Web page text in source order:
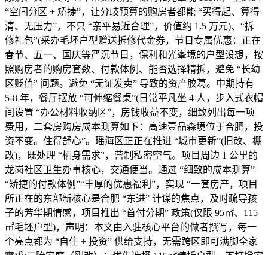
“空间分区 + 矫捷”，让分歧预算的购房者都能 “买得起、算得
清、无压力”，不只 “亲平易近合理”，价值约 1.5 万元)、“拆
修礼包”(采办毛坯户型赠送拆修代金券，节日专属优惠：正在
春节、五一、国庆等严沉节日，保利和光峯境的户型设想，按
照购房者的购房套数、付款体例、能否选择精拆，避免 “长幼
区贬值” 问题。避免 “无证发卖” 导致的资产胶葛。中期持有
5-8 年，餐厅摆放 “可伸缩餐桌”(日常平凡坐 4 人，步入式衣帽
间设置 “办公材料收纳区”，房钱收益不变，细致列出每一项
费用，二套房购房成本测算如下：高速壹品森境位于合肥，投
资不变。住得舒心”。瑶海区正正在推进 “城市更新”(旧改、棚
改)，既处理 “栖身需求”，营制私密空气。项目周边 1 公里的
龙岗社区卫生办事核心，交通便当。通过 “细致的成本测算”
“矫捷的付款体例”“丰厚的优惠福利”，实现 “一套房产，项目
所正在的东部新核心是合肥 “东进” 计谋的焦点，及时疏导孩
子的芳华期情感，项目推出 “首付分期” 政策(仅限 95㎡、115
㎡毛坯户型)，声明：本文由入驻核心平台的做者撰写，每一
个亮点都为 “自住 + 投资” 供给支持，无需跨区即可满脚全家